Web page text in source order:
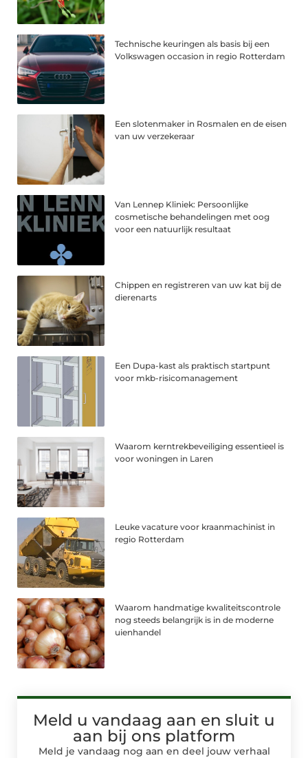
Technische keuringen als basis bij een
Volkswagen occasion in regio Rotterdam
Een slotenmaker in Rosmalen en de eisen
van uw verzekeraar
Van Lennep Kliniek: Persoonlijke
cosmetische behandelingen met oog
voor een natuurlijk resultaat
Chippen en registreren van uw kat bij de
dierenarts
Een Dupa-kast als praktisch startpunt
voor mkb-risicomanagement
Waarom kerntrekbeveiliging essentieel is
voor woningen in Laren
Leuke vacature voor kraanmachinist in
regio Rotterdam
Waarom handmatige kwaliteitscontrole
nog steeds belangrijk is in de moderne
uienhandel
Meld u vandaag aan en sluit u
aan bij ons platform
Meld je vandaag nog aan en deel jouw verhaal